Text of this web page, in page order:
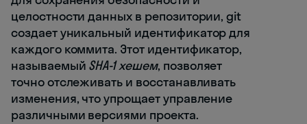
целостности данных в репозитории, git
создает уникальный идентификатор для
каждого коммита. Этот идентификатор,
называемый SHA-1 хешем, позволяет
точно отслеживать и восстанавливать
изменения, что упрощает управление
различными версиями проекта.